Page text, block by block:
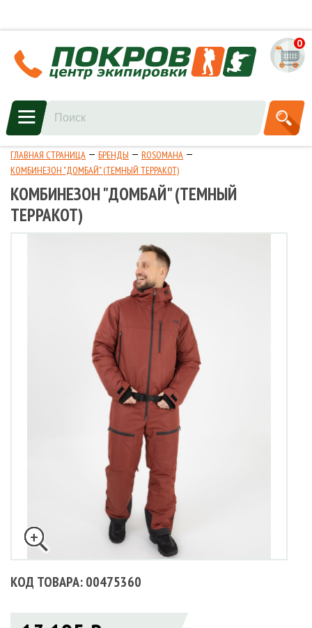
0
ГЛАВНАЯ СТРАНИЦА БРЕНДЫ
ROSOMAHA
КОМБИНЕЗОН "ДОМБАЙ" (ТЕМНЫЙ ТЕРРАКОТ)
КОМБИНЕЗОН "ДОМБАЙ" (ТЕМНЫЙ
ТЕРРАКОТ)
КОД ТОВАРА: 00475360